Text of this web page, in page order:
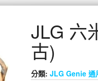
JLG 六
古)
分類: JLG Genie 通